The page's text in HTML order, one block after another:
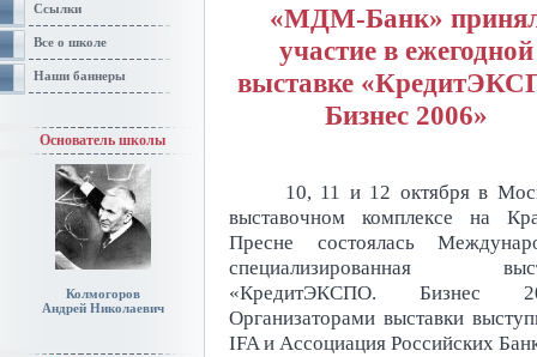
Ссылки
Все о школе
Наши баннеры
Основатель школы
Колмогоров
Андрей Николаевич
«МДМ-Банк»
участие в ежегодной
выставке
Бизнес 2006»
10, 11 и 12 октября в
выставочном комплексе на
Пресне состоялась
специализированная
«КредитЭКСПО. Бизнес
Организаторами выставки
IFA и Ассоциация Российских